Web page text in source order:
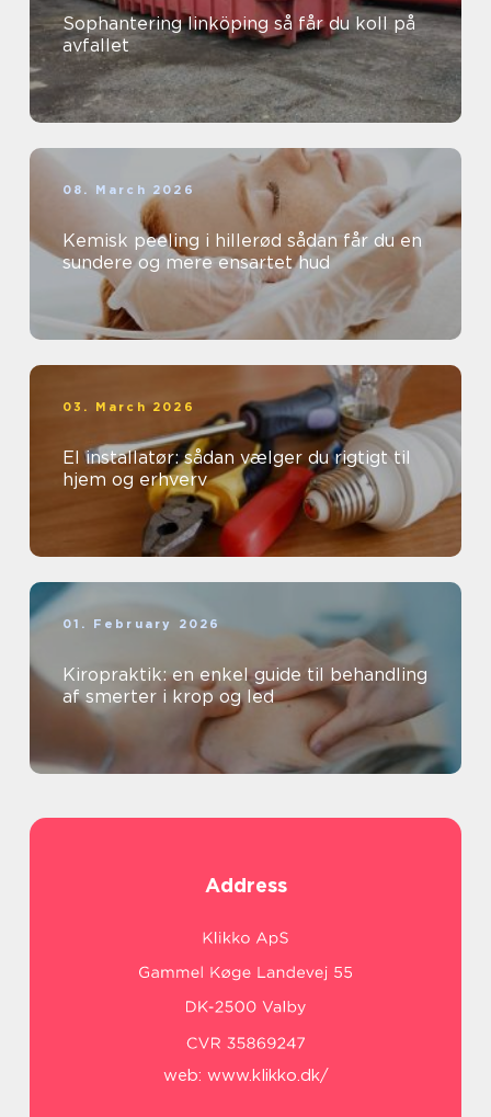
Sophantering linköping så får du koll på
avfallet
08. March 2026
Kemisk peeling i hillerød sådan får du en
sundere og mere ensartet hud
03. March 2026
El installatør: sådan vælger du rigtigt til
hjem og erhverv
01. February 2026
Kiropraktik: en enkel guide til behandling
af smerter i krop og led
Address
web: www.klikko.dk/